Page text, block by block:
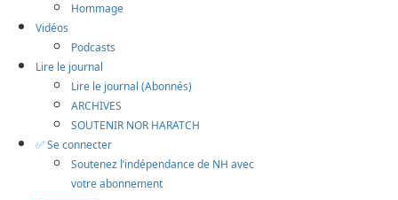
Hommage
Vidéos
Podcasts
Lire le journal
Lire le journal (Abonnés)
ARCHIVES
SOUTENIR NOR HARATCH
✅ Se connecter
Soutenez l’indépendance de NH avec
votre abonnement